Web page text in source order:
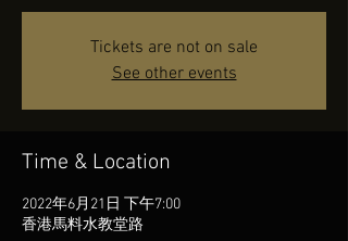
Tickets are not on sale
See other events
Time & Location
2022年6月21日 下午7:00
香港馬料水教堂路